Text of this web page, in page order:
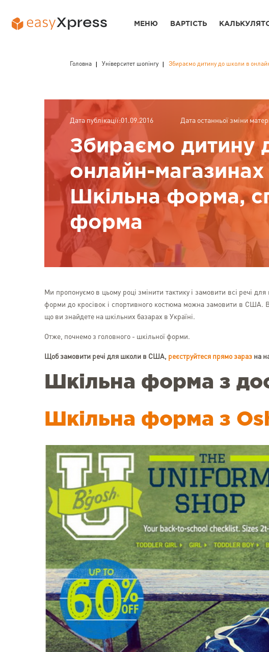
Головна Університет шопінгу Збираємо дитину до школи в
Дата публікації:01.09.2016 Дата останньої зміни
Збираємо дитину
онлайн-
Шкільна форма,
форма
Ми пропонуємо в цьому році змінити тактику і замовити всі речі
форми до кросівок і спортивного костюма можна замовити в США.
що ви знайдете на шкільних базарах в Україні.
Отже, почнемо з головного - шкільної форми.
Щоб замовити речі для школи в США, реєструйтеся прямо зараз на
Шкільна форма з
Шкільна форма з
МЕНЮ ВАРТІСТЬ